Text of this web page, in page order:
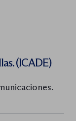
(ICADE)